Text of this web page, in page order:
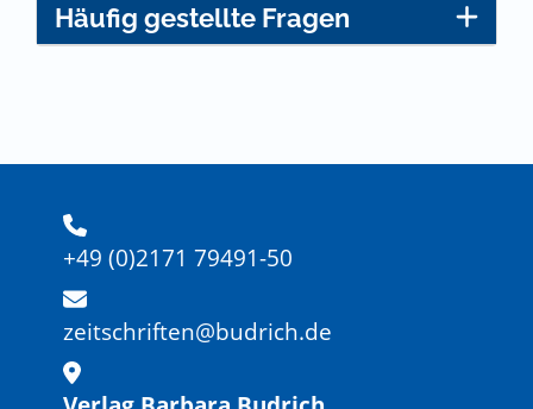
Häufig gestellte Fragen
+49 (0)2171 79491-50
zeitschriften@budrich.de